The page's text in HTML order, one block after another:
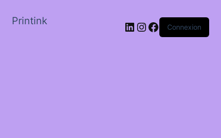
Printink LinkedIn
Instagram
Facebook
Connexion